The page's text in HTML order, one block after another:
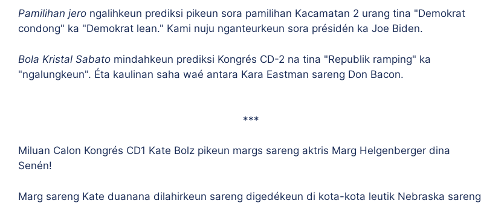
Pamilihan jero ngalihkeun prediksi pikeun sora pamilihan Kacamatan 2 urang tina "Demokrat
condong" ka "Demokrat lean." Kami nuju nganteurkeun sora présidén ka Joe Biden.
Bola Kristal Sabato mindahkeun prediksi Kongrés CD-2 na tina "Republik ramping" ka
"ngalungkeun". Éta kaulinan saha waé antara Kara Eastman sareng Don Bacon.
***
Miluan Calon Kongrés CD1 Kate Bolz pikeun margs sareng aktris Marg Helgenberger dina
Senén!
Marg sareng Kate duanana dilahirkeun sareng digedékeun di kota-kota leutik Nebraska sareng